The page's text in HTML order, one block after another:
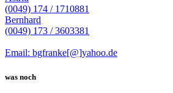
(0049) 174 / 1710881
Bernhard
(0049) 173 / 3603381
Email: bgfranke[@]yahoo.de
was noch